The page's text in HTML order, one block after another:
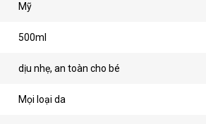
Mỹ
500ml
dịu nhẹ, an toàn cho bé
Mọi loại da